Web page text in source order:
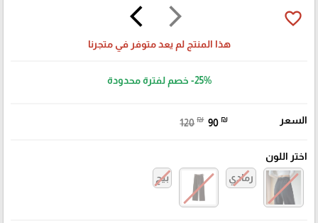
arrow_forward_ios
arrow_back_ios favorite_border
هذا المنتج لم يعد متوفر في متجرنا
-25% خصم لفترة محدودة
السعر 120 ₪ 90 ₪
اختر اللون
رمادي
بيج